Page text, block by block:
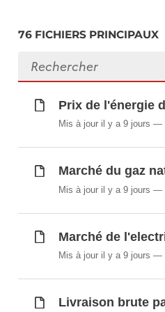
Consommation
Consommation
Degrés-jours de
Déchets
Déchets
Déchets
Déchets
Etat phytosanitaire
Exportations par
Humidité relative
Hydrographie (en
76 FICHIERS PRINCIPAUX
Rechercher des fichiers
Prix de l'énergie
Mis à jour il y a 9 jours
Marché du gaz
Mis à jour il y a 9 jours
Marché de
Mis à jour il y a 9 jours
Livraison brute